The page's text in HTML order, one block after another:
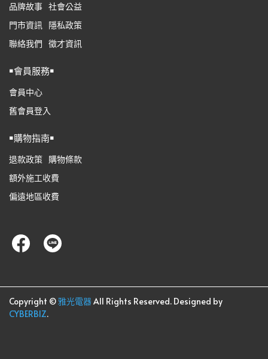
品牌故事 社會公益
門市資訊 隱私政策
聯絡我們 徵才資訊
￭會員服務￭
會員中心
舊會員登入
￭購物指南￭
退款政策 購物條款
額外施工收費
偏遠地區收費
Copyright ©雅光電器All Rights Reserved. Designed by
CYBERBIZ.